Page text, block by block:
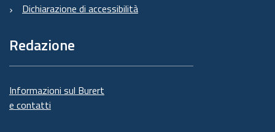
Dichiarazione di accessibilità
Redazione
Informazioni sul Burert
e contatti